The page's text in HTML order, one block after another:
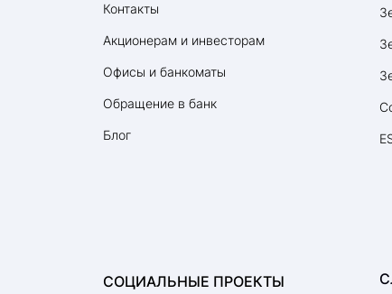
Контакты
Акционерам и инвесторам
Офисы и банкоматы
Обращение в банк
Блог
СОЦИАЛЬНЫЕ ПРОЕКТЫ